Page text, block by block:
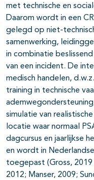
met technische en
Daarom wordt in een
gelegd op niet-
samenwerking,
in combinatie
van een incident. De
medisch handelen,
training in technische
simulatie van
locatie waar normaal
dagcursus en jaarlijkse
en wordt in
toegepast (Gross,
2012; Manser, 2009;